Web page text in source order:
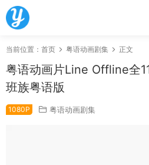
当前位置： 首页 粤语动画剧集 正文
粤语动画片Line Offline全
班族粤语版
1080P 粤语动画剧集